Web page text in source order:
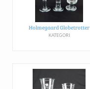
Holmegaard Globetrotter
KATEGORI